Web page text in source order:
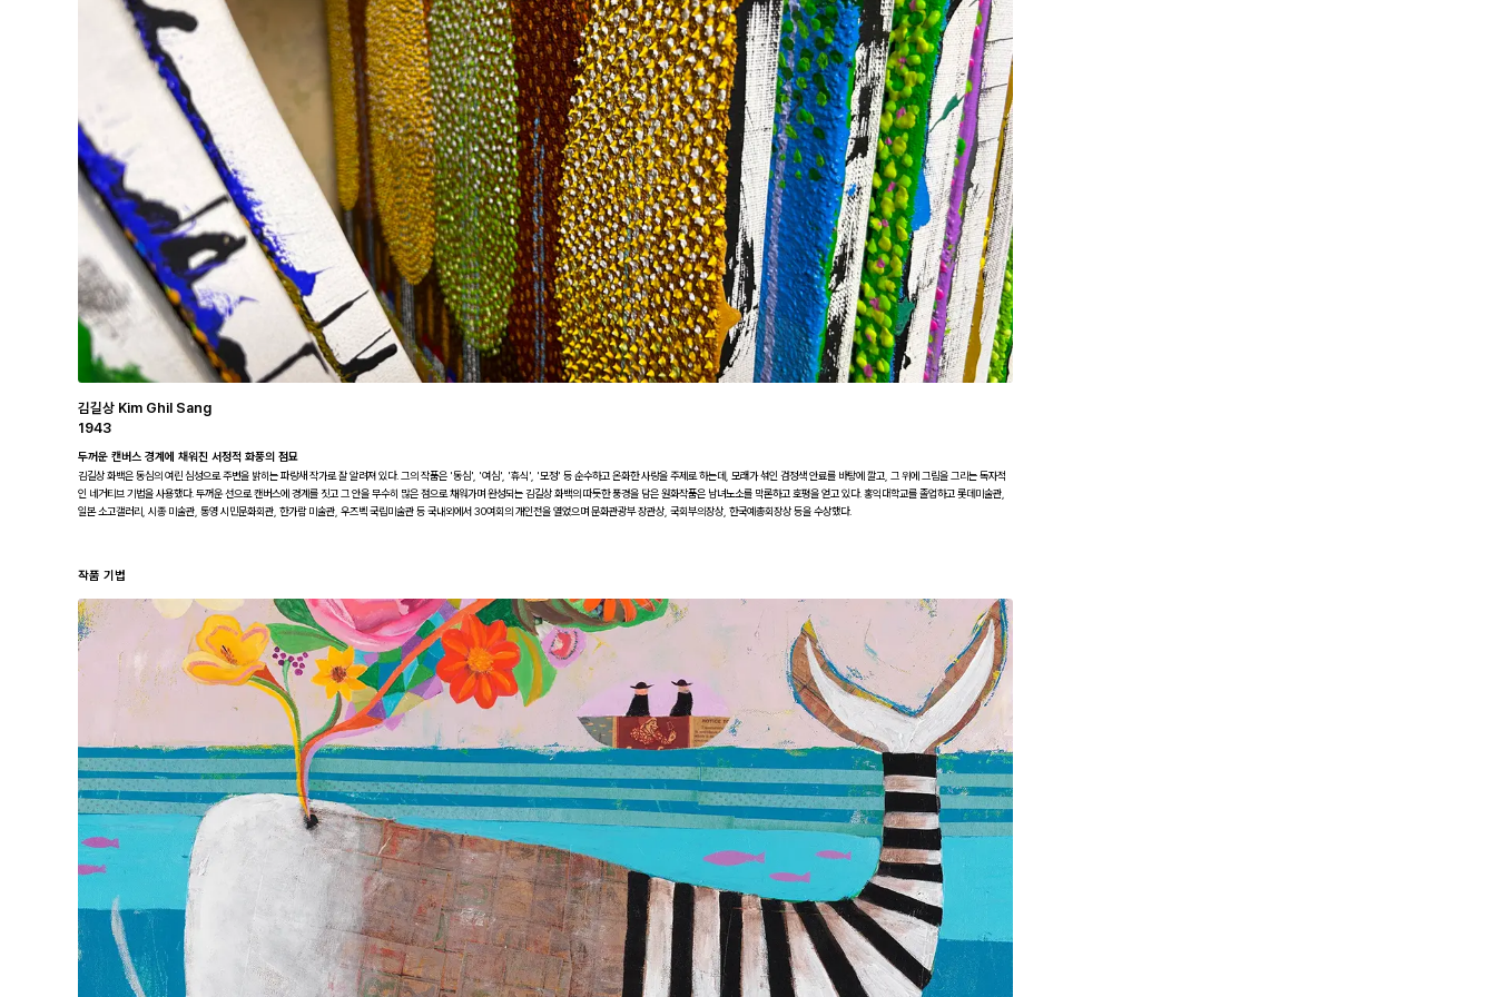
김길상 Kim Ghil Sang
1943
두꺼운 캔버스 경계에 채워진 서정적 화풍의 점묘
김길상 화백은 동심의 여린 심성으로 주변을 밝히는 파랑새 작가로 잘 알려져 있다. 그의 작품은 '동심', '여심', '휴식', '모정' 등 순수하고 온화한 사랑을 주제로 하는데, 모래가 섞인 검정색 안료를 바탕에 깔고, 그 위에 그림을 그리는 독자적
인 네거티브 기법을 사용했다. 두꺼운 선으로 캔버스에 경계를 짓고 그 안을 무수히 많은 점으로 채워가며 완성되는 김길상 화백의 따듯한 풍경을 담은 원화작품은 남녀노소를 막론하고 호평을 얻고 있다. 홍익대학교를 졸업하고 롯데미술관,
일본 소고갤러리, 시종 미술관, 통영 시민문화회관, 한가람 미술관, 우즈벡 국립미술관 등 국내외에서 30여회의 개인전을 열었으며 문화관광부 장관상, 국회부의장상, 한국예총회장상 등을 수상했다.
작품 기법